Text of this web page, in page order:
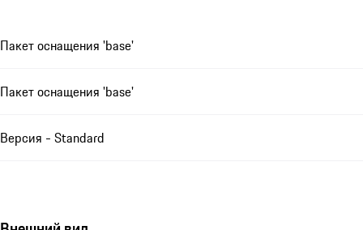
Пакет оснащения 'base'
Пакет оснащения 'base'
Версия - Standard